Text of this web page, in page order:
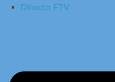
Directo FTV